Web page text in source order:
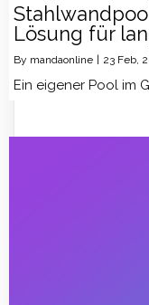
Lösung für
By mandaonline | 23 Feb,
Ein eigener Pool im